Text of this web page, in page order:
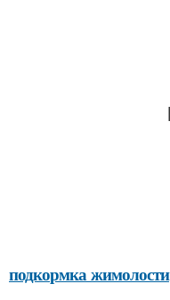
подкормка жимолости